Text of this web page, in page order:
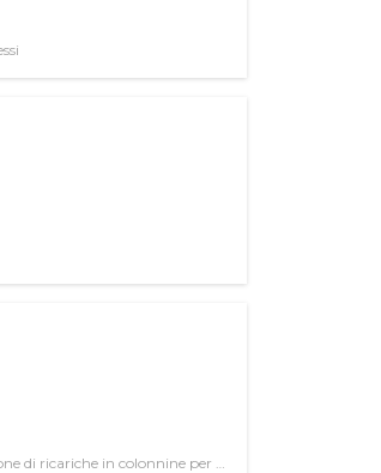
di ricariche in colonnine per il